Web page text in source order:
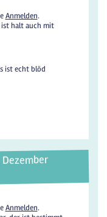
Anmelden.
ist halt auch mit
ist echt blöd
Anmelden.